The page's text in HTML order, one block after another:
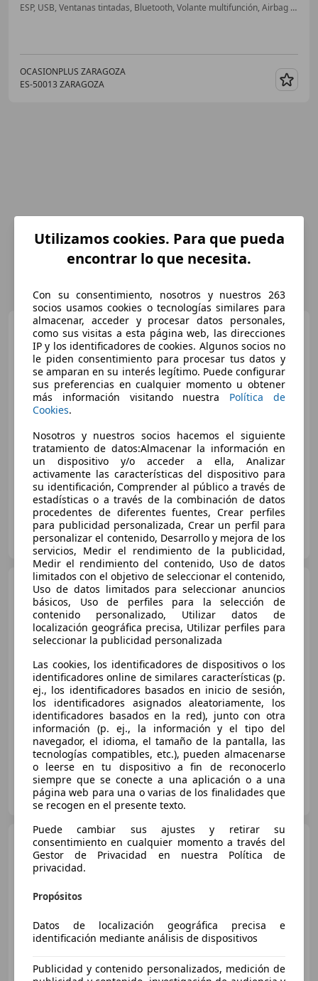
ESP, USB, Ventanas tintadas, Bluetooth, Volante multifunción, Airbag del conductor, Start/Stop automático, Isofix
OCASIONPLUS ZARAGOZA
ES-50013 ZARAGOZA
Volkswagen Passat
2.0TDI BMT Sport DSG 110kW
€ 13.999
04/2014 151.600 km Diésel
110 kW (150 CV)
REYES Y MARTINEZ AUTOMOVILES
ES-23400 UBEDA
Volkswagen Passat
Variant 1.4 TSI DSG6 GTE
Business 5d
€ 23.490
Sin comparación
10/2020 110.252 km
Electro/Gasolina
115 kW (156 CV)
INTEGRAL MOTION SADA
ES-15168 SADA
Volkswagen Passat
Variant 2.0TDI EVO Executive
Sincomparación
Sensor de lluvia
Utilizamos cookies. Para que pueda
encontrar lo que necesita.
Con su consentimiento, nosotros y nuestros 263
socios usamos cookies o tecnologías similares para
almacenar, acceder y procesar datos personales,
como sus visitas a esta página web, las direcciones
IP y los identificadores de cookies. Algunos socios no
le piden consentimiento para procesar tus datos y
se amparan en su interés legítimo. Puede configurar
sus preferencias en cualquier momento u obtener
más información visitando nuestra Política de
Cookies.
Nosotros y nuestros socios hacemos el siguiente
tratamiento de datos:Almacenar la información en
un dispositivo y/o acceder a ella, Analizar
activamente las características del dispositivo para
su identificación, Comprender al público a través de
estadísticas o a través de la combinación de datos
procedentes de diferentes fuentes, Crear perfiles
para publicidad personalizada, Crear un perfil para
personalizar el contenido, Desarrollo y mejora de los
servicios, Medir el rendimiento de la publicidad,
Medir el rendimiento del contenido, Uso de datos
limitados con el objetivo de seleccionar el contenido,
Uso de datos limitados para seleccionar anuncios
básicos, Uso de perfiles para la selección de
contenido personalizado, Utilizar datos de
localización geográfica precisa, Utilizar perfiles para
seleccionar la publicidad personalizada
Las cookies, los identificadores de dispositivos o los
identificadores online de similares características (p.
ej., los identificadores basados en inicio de sesión,
los identificadores asignados aleatoriamente, los
identificadores basados en la red), junto con otra
información (p. ej., la información y el tipo del
navegador, el idioma, el tamaño de la pantalla, las
tecnologías compatibles, etc.), pueden almacenarse
o leerse en tu dispositivo a fin de reconocerlo
siempre que se conecte a una aplicación o a una
página web para una o varias de los finalidades que
se recogen en el presente texto.
Puede cambiar sus ajustes y retirar su
consentimiento en cualquier momento a través del
Gestor de Privacidad en nuestra Política de
privacidad.
Propósitos
Datos de localización geográfica precisa e
identificación mediante análisis de dispositivos
Publicidad y contenido personalizados, medición de